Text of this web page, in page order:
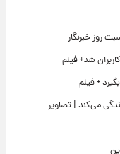
روز خبرنگار
شد+ فیلم
+ فیلم
می‌کند | تصاویر